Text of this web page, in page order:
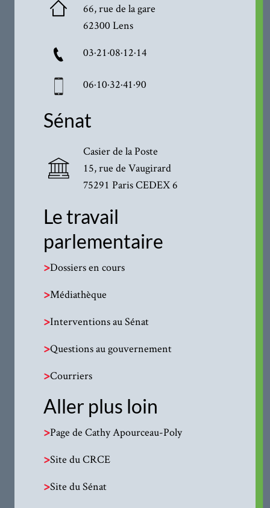
66, rue de la gare
62300 Lens
03·21·08·12·14
06·10·32·41·90
Sénat
Casier de la Poste
15, rue de Vaugirard
75291 Paris CEDEX 6
Le travail
parlementaire
>Dossiers en cours
>Médiathèque
>Interventions au Sénat
>Questions au gouvernement
>Courriers
Aller plus loin
>Page de Cathy Apourceau-Poly
>Site du CRCE
>Site du Sénat